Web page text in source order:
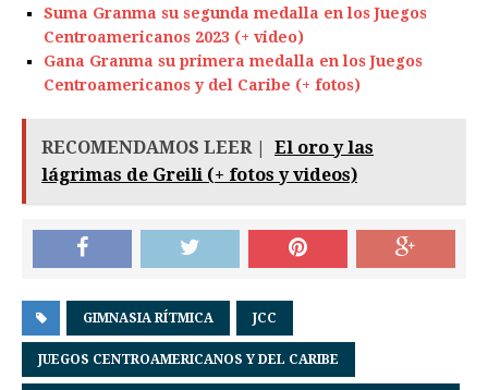
Suma Granma su segunda medalla en los Juegos
Centroamericanos 2023 (+ video)
Gana Granma su primera medalla en los Juegos
Centroamericanos y del Caribe (+ fotos)
RECOMENDAMOS LEER |
El oro y las
lágrimas de Greili (+ fotos y videos)
GIMNASIA RÍTMICA JCC
JUEGOS CENTROAMERICANOS Y DEL CARIBE